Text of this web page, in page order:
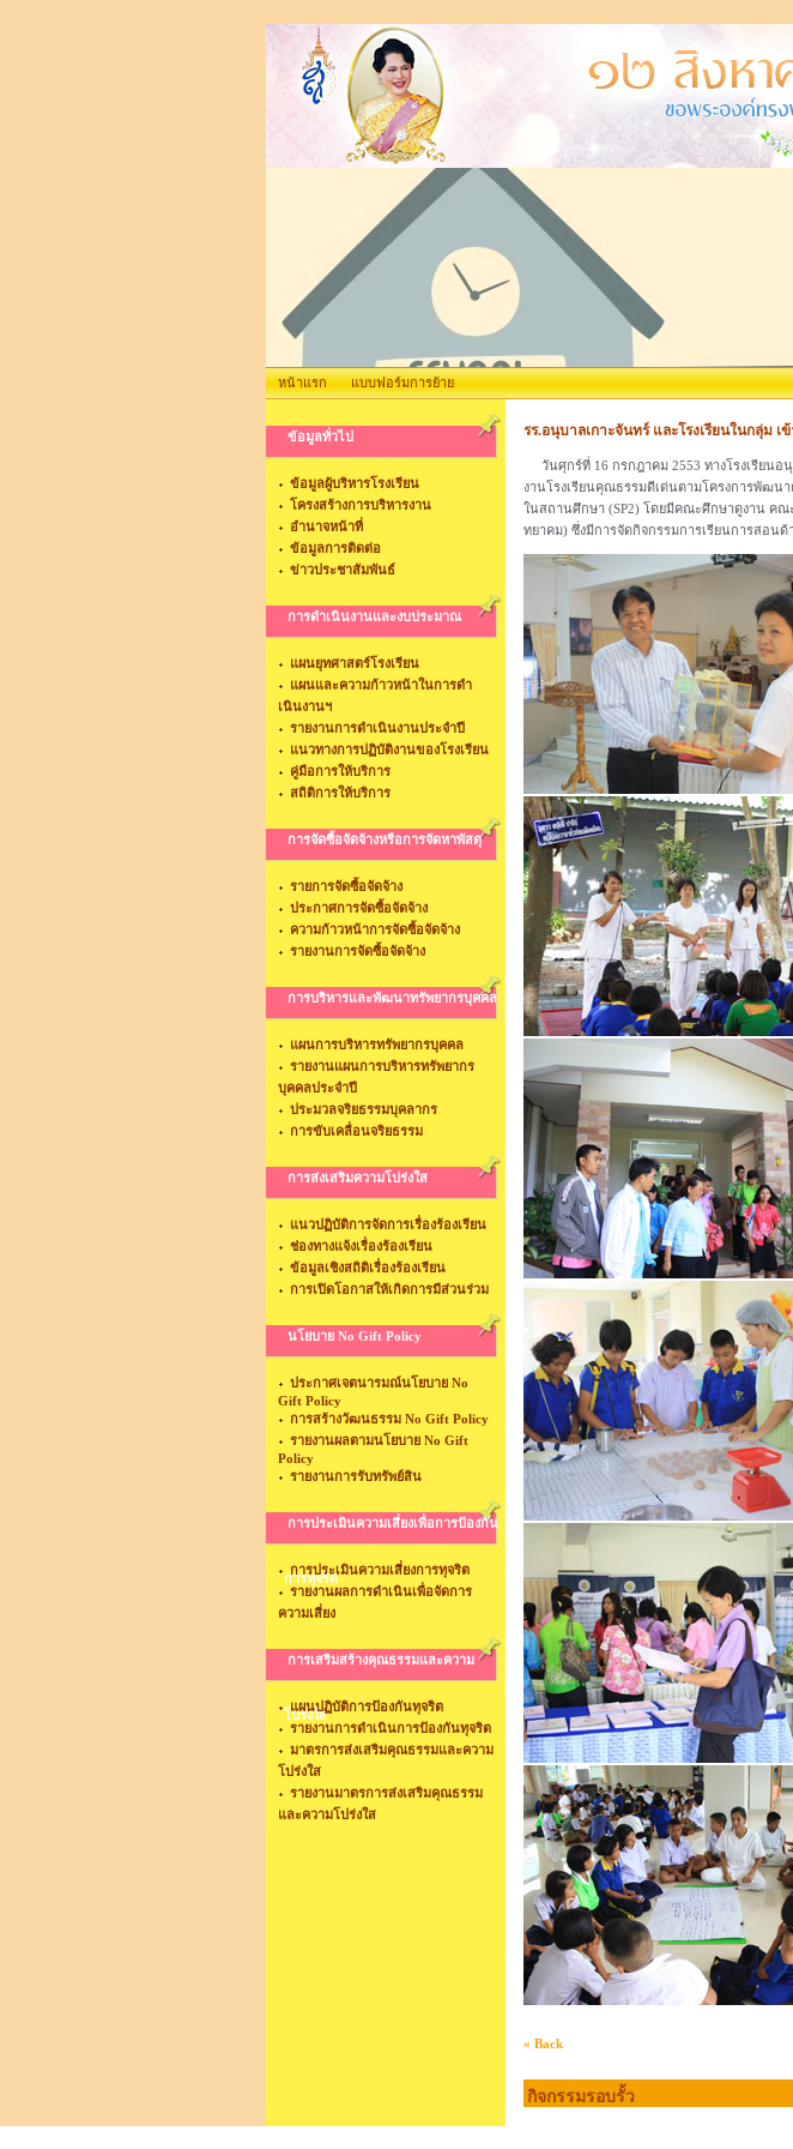
หน้าแรก แบบฟอร์มการย้าย
ข้อมูลทั่วไป
ข้อมูลผู้บริหารโรงเรียน
โครงสร้างการบริหารงาน
อำนาจหน้าที่
ข้อมูลการติดต่อ
ข่าวประชาสัมพันธ์
การดำเนินงานและงบประมาณ
แผนยุทศาสตร์โรงเรียน
แผนและความก้าวหน้าในการดำ
เนินงานฯ
รายงานการดำเนินงานประจำปี
แนวทางการปฏิบัติงานของโรงเรียน
คู่มือการให้บริการ
สถิติการให้บริการ
การจัดซื้อจัดจ้างหรือการจัดหาพัสดุ
รายการจัดซื้อจัดจ้าง
ประกาศการจัดซื้อจัดจ้าง
ความก้าวหน้าการจัดซื้อจัดจ้าง
รายงานการจัดซื้อจัดจ้าง
การบริหารและพัฒนาทรัพยากรบุคคล
แผนการบริหารทรัพยากรบุคคล
รายงานแผนการบริหารทรัพยากร
บุคคลประจำปี
ประมวลจริยธรรมบุคลากร
การขับเคลื่อนจริยธรรม
การส่งเสริมความโปร่งใส
แนวปฏิบัติการจัดการเรื่องร้องเรียน
ช่องทางแจ้งเรื่องร้องเรียน
ข้อมูลเชิงสถิติเรื่องร้องเรียน
การเปิดโอกาสให้เกิดการมีส่วนร่วม
นโยบาย No Gift Policy
ประกาศเจตนารมณ์นโยบาย No
Gift Policy
การสร้างวัฒนธรรม No Gift Policy
รายงานผลตามนโยบาย No Gift
Policy
รายงานการรับทรัพย์สิน
การประเมินความเสี่ยงเพื่อการป้องกัน
การทุจริต
การประเมินความเสี่ยงการทุจริต
รายงานผลการดำเนินเพื่อจัดการ
ความเสี่ยง
การเสริมสร้างคุณธรรมและความ
โปร่งใส
แผนปฏิบัติการป้องกันทุจริต
รายงานการดำเนินการป้องกันทุจริต
มาตรการส่งเสริมคุณธรรมและความ
โปร่งใส
รายงานมาตรการส่งเสริมคุณธรรม
และความโปร่งใส
รร.อนุบาลเกาะจันทร์ และโรงเรียนในกลุ่ม เ
วันศุกร์ที่ 16 กรกฎาคม 2553 ทางโรงเรียนอ
งานโรงเรียนคุณธรรมดีเด่นตามโครงการพัฒน
ในสถานศึกษา (SP2) โดยมีคณะศึกษาดูงาน คณ
ทยาคม) ซึ่งมีการจัดกิจกรรมการเรียนการสอน
« Back
กิจกรรมรอบรั้ว